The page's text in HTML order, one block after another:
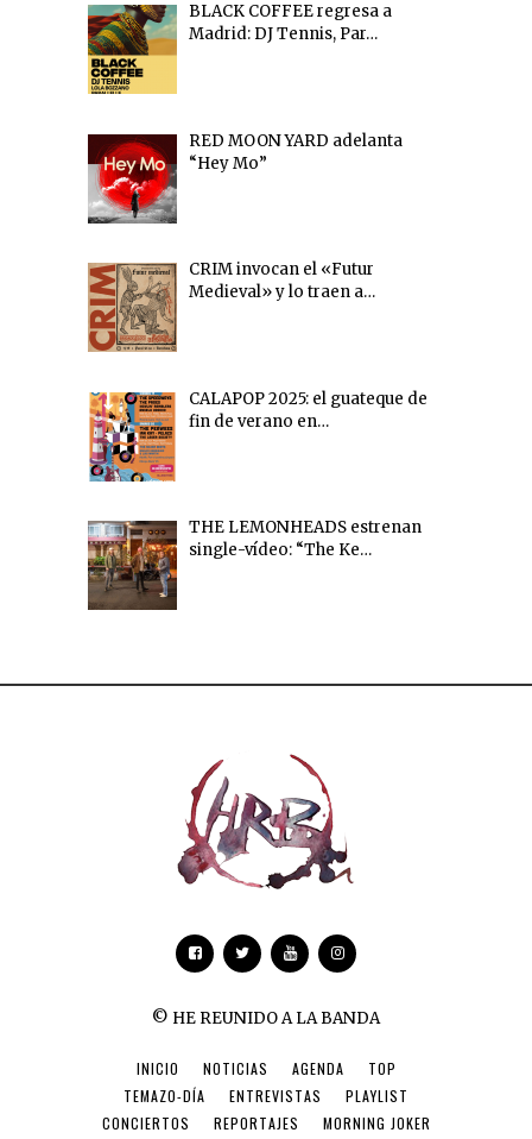
BLACK COFFEE regresa a
Madrid: DJ Tennis, Par…
RED MOON YARD adelanta
“Hey Mo”
CRIM invocan el «Futur
Medieval» y lo traen a…
CALAPOP 2025: el guateque de
fin de verano en…
THE LEMONHEADS estrenan
single-vídeo: “The Ke…
© HE REUNIDO A LA BANDA
INICIO NOTICIAS AGENDA
TOP
TEMAZO-DÍA
ENTREVISTAS
PLAYLIST
CONCIERTOS
REPORTAJES MORNING JOKER